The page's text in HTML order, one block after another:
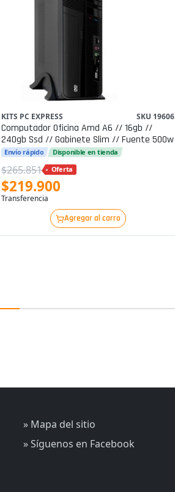
KITS PC EXPRESS SKU 19606
Computador Oficina Amd A6 // 16gb //
240gb Ssd // Gabinete Slim // Fuente 500w
Envío rápido Disponible en tienda
$265.851 Oferta
$219.900
Transferencia
Agregar al carro
» Mapa del sitio
» Síguenos en Facebook